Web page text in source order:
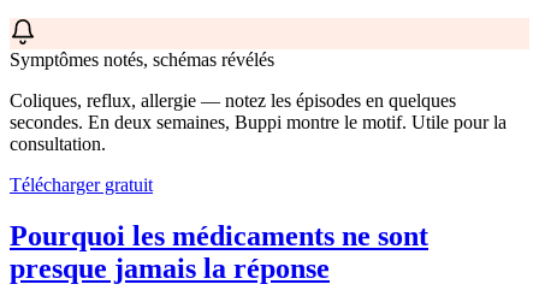
Symptômes notés, schémas révélés
Coliques, reflux, allergie — notez les épisodes en quelques
secondes. En deux semaines, Buppi montre le motif. Utile pour la
consultation.
Télécharger gratuit
Pourquoi les médicaments ne sont
presque jamais la réponse